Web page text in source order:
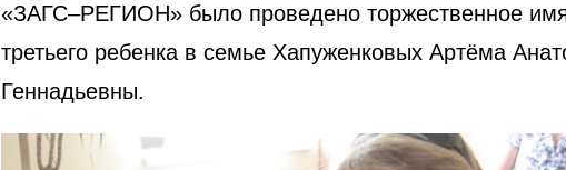
«ЗАГС–РЕГИОН» было проведено торжественное
третьего ребенка в семье Хапуженковых Артёма
Геннадьевны.